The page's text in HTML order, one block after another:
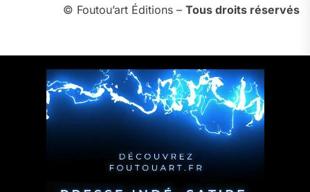
© Foutou’art Éditions – Tous droits réservés